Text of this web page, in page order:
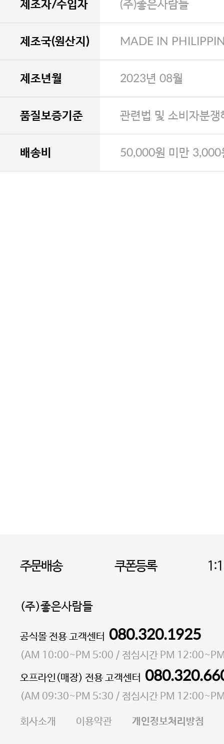
제조자/수입자 (주)좋은사람들
제조국(원산지) MADE IN
제조년월 2023년 08월
품질보증기준 관련법 및 소비자분
배송비 50,000원 미만 3,000
주문배송 쿠폰등록
(주)좋은사람들
대표 이성현,박영환| 개인정보관리책임자 김상현
소재지 서울특별시 마포구 마포대로4다길 41 마포
통신판매업 신고번호 2023-서울마포-3931호
사업자등록번호 105-81-58242
E-MAIL goodpeople@gpin.co.kr
공식몰 전용 고객센터 080.320.1925
(AM 10:00~PM 5:00 / 점심시간 PM
오프라인(매장) 전용 고객센터
(AM 09:30~PM 5:30 / 점심시간 PM
회사소개 이용약관 개인정보처리방침